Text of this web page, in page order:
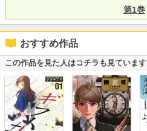
第1巻
おすすめ作品
この作品を見た人はコチラも見ています